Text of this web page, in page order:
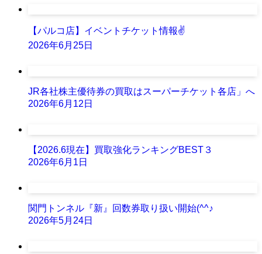
【パルコ店】イベントチケット情報✌
2026年6月25日
JR各社株主優待券の買取はスーパーチケット各店」へ
2026年6月12日
【2026.6現在】買取強化ランキングBEST３
2026年6月1日
関門トンネル『新』回数券取り扱い開始(^^♪
2026年5月24日